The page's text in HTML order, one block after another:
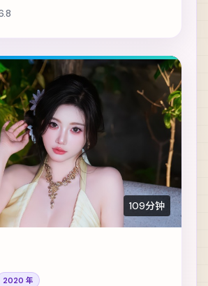
层次丰富。镜头语言克制而富...
109分钟
2020 年